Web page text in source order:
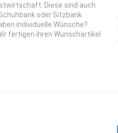
Diese sind auch
oder Sitzbank
individuelle Wünsche?
fertigen ihren Wunschartikel